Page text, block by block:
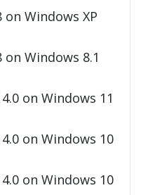
Windows XP
Windows 8.1
on Windows 11
on Windows 10
on Windows 10